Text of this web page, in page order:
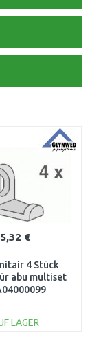
5,32 €
4 Stück
abu multiset
LAGER